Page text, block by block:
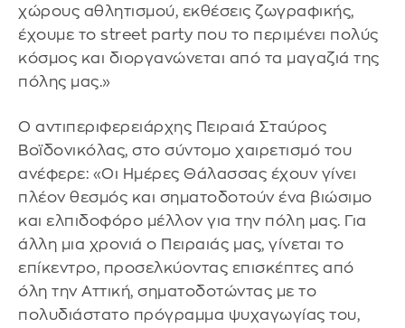
χώρους αθλητισμού, εκθέσεις ζωγραφικής,
έχουμε το street party που το περιμένει πολύς
κόσμος και διοργανώνεται από τα μαγαζιά της
πόλης μας.»
Ο αντιπεριφερειάρχης Πειραιά Σταύρος
Βοϊδονικόλας, στο σύντομο χαιρετισμό του
ανέφερε: «Οι Ημέρες Θάλασσας έχουν γίνει
πλέον θεσμός και σηματοδοτούν ένα βιώσιμο
και ελπιδοφόρο μέλλον για την πόλη μας. Για
άλλη μια χρονιά ο Πειραιάς μας, γίνεται το
επίκεντρο, προσελκύοντας επισκέπτες από
όλη την Αττική, σηματοδοτώντας με το
πολυδιάστατο πρόγραμμα ψυχαγωγίας του,